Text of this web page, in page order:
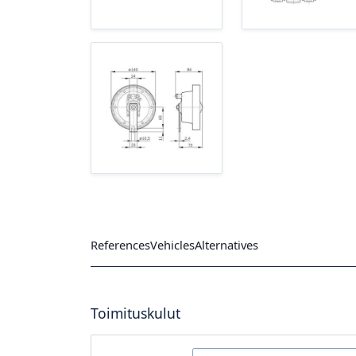
ReferencesVehiclesAlternatives
Toimituskulut